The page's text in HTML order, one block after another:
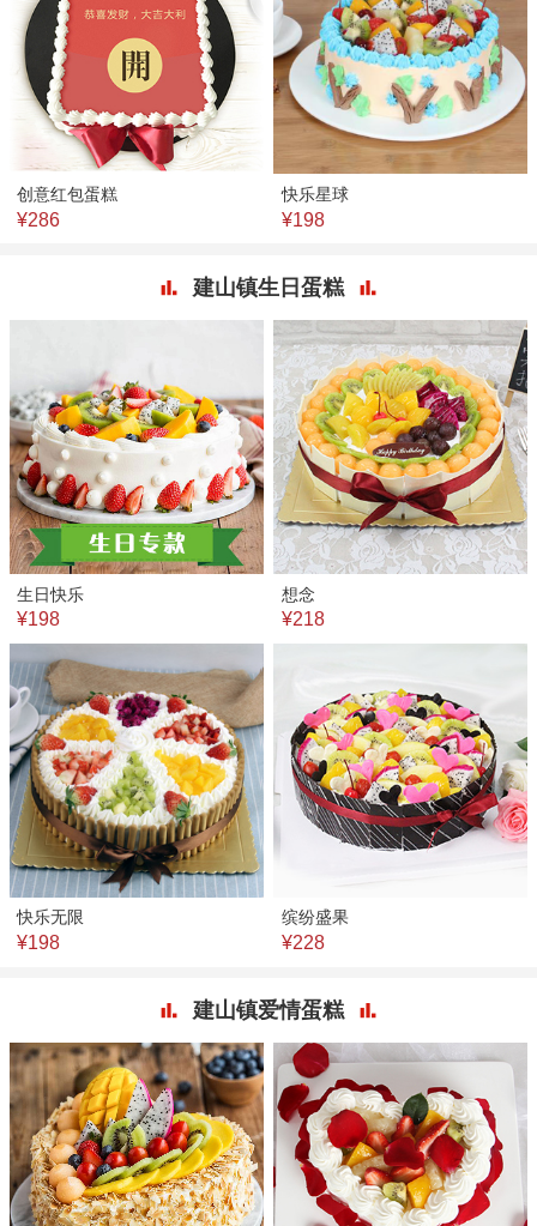
创意红包蛋糕
¥286
快乐星球
¥198
建山镇生日蛋糕
生日快乐
¥198
想念
¥218
快乐无限
¥198
缤纷盛果
¥228
建山镇爱情蛋糕